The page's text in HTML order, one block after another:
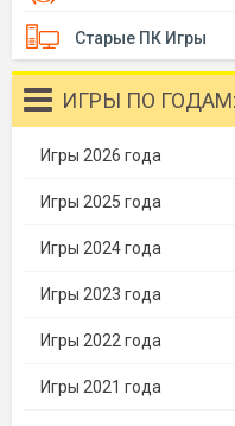
Старые ПК Игры
ИГРЫ ПО ГОДАМ:
Игры 2026 года
Игры 2025 года
Игры 2024 года
Игры 2023 года
Игры 2022 года
Игры 2021 года